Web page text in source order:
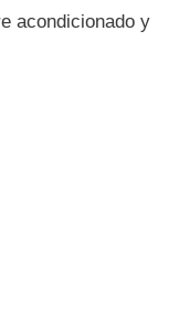
acondicionado y